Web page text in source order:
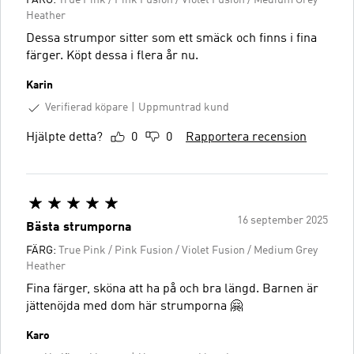
Heather
Dessa strumpor sitter som ett smäck och finns i fina
färger. Köpt dessa i flera år nu.
Karin
Verifierad köpare
Uppmuntrad kund
Hjälpte detta? 0 0 Rapportera recension
16 september 2025
Bästa strumporna
FÄRG: True Pink / Pink Fusion / Violet Fusion / Medium Grey
Heather
Fina färger, sköna att ha på och bra längd. Barnen är
jättenöjda med dom här strumporna 🤗
Karo